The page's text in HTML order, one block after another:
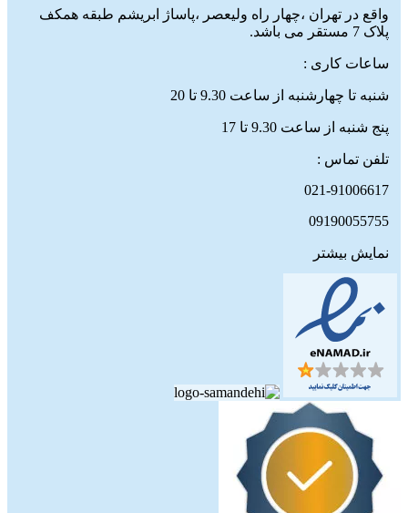
واقع در تهران ،چهار راه ولیعصر ،پاساژ ابریشم طبقه همکف
پلاک 7 مستقر می باشد.
ساعات کاری :
شنبه تا چهارشنبه از ساعت 9.30 تا 20
پنج شنبه از ساعت 9.30 تا 17
تلفن تماس :
021-91006617
09190055755
نمایش بیشتر